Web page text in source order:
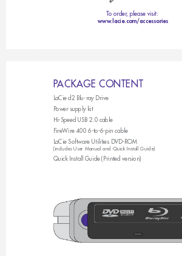
To order, please visit:
www.lacie.com/accessories
PACKAGE CON E N
LaCie d2 Blu-ray Drive
Power supply kit
Hi-Speed USB 2.0 cable
FireWire 400 6-to-6-pin cable
LaCie Software Utilities DVD-ROM
(includes User Manual and Quick Install Guide)
Quick Install Guide (Printed version)